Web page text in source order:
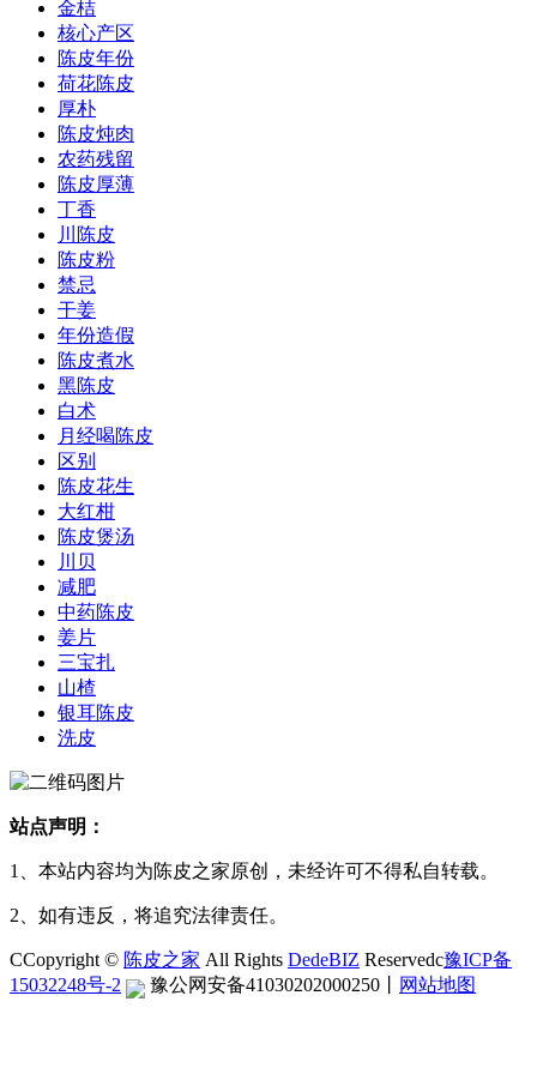
金桔
核心产区
陈皮年份
荷花陈皮
厚朴
陈皮炖肉
农药残留
陈皮厚薄
丁香
川陈皮
陈皮粉
禁忌
干姜
年份造假
陈皮煮水
黑陈皮
白术
月经喝陈皮
区别
陈皮花生
大红柑
陈皮煲汤
川贝
减肥
中药陈皮
姜片
三宝扎
山楂
银耳陈皮
洗皮
站点声明：
1、本站内容均为陈皮之家原创，未经许可不得私自转载。
2、如有违反，将追究法律责任。
CCopyright © 陈皮之家 All Rights DedeBIZ Reservedc豫ICP备
15032248号-2
豫公网安备41030202000250 网站地图